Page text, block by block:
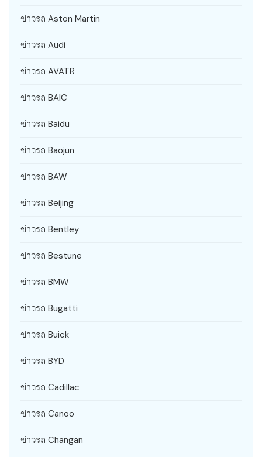
ข่าวรถ Aston Martin
ข่าวรถ Audi
ข่าวรถ AVATR
ข่าวรถ BAIC
ข่าวรถ Baidu
ข่าวรถ Baojun
ข่าวรถ BAW
ข่าวรถ Beijing
ข่าวรถ Bentley
ข่าวรถ Bestune
ข่าวรถ BMW
ข่าวรถ Bugatti
ข่าวรถ Buick
ข่าวรถ BYD
ข่าวรถ Cadillac
ข่าวรถ Canoo
ข่าวรถ Changan